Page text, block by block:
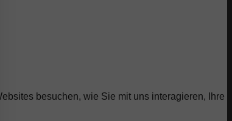
besuchen, wie Sie mit uns interagieren, Ihre